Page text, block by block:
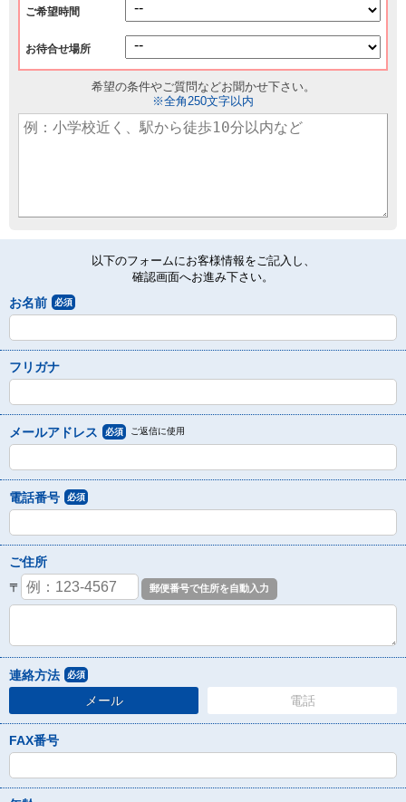
ご希望時間
お待合せ場所
希望の条件やご質問などお聞かせ下さい。
※全角250文字以内
以下のフォームにお客様情報をご記入し、
確認画面へお進み下さい。
お名前 必須
フリガナ
メールアドレス 必須 ご返信に使用
電話番号 必須
ご住所
〒
連絡方法 必須
メール 電話
FAX番号